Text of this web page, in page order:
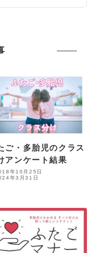
ご・多胎児のクラス
アンケート結果
年10月25日
年3月31日